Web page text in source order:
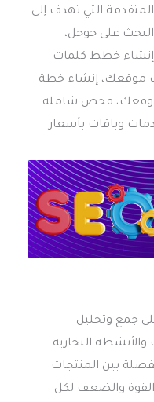
التي تهدف إلى
على جوجل،
خطط كلمات
موقعك، إنشاء خطة
فحص شاملة
وباقات بأسعار
جمع وتحليل
التجارية
بين المنتجات
القوة والضعف لكل